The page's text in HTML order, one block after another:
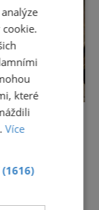
barokního
které
Více
(1616)